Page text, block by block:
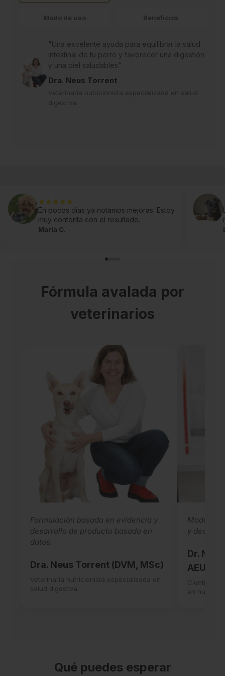
Ingredientes seleccionados con criterio:
Apostamos por una formulación cuidada y pensada
Atención ante incidencias:Si tu pedido llega
dañado, defectuoso o incorrecto, revisaremos el caso
y te daremos una solución.
Modo de uso Beneficios
"Una excelente ayuda para equilibrar la salud
intestinal de tu perro y favorecer una digestión
y una piel saludables"
Dra. Neus Torrent
En pocos días ya notamos mejoras. Estoy
muy contenta con el resultado.
María C.
Fórmula avalada por
veterinarios
Formulación basada en evidencia y
desarrollo de producto basado en
datos.
Dra. Neus Torrent (DVM, MSc)
Veterinaria nutricionista especializada en
salud digestiva
y
Dr.
Científico
en
Qué puedes esperar